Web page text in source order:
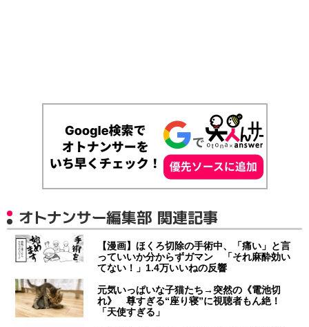
オトナンサー編集部 関連記事
【漫画】ほくろ切除の手術中、「痛い」と言
っていいか分からずガマン 「それ麻酔効い
てない！」1.4万いいねの反響
元気いっぱいな子猫たち→突然の《電池切
れ》 尊すぎる“座り寝”に視聴者もん絶！
「天使すぎる」